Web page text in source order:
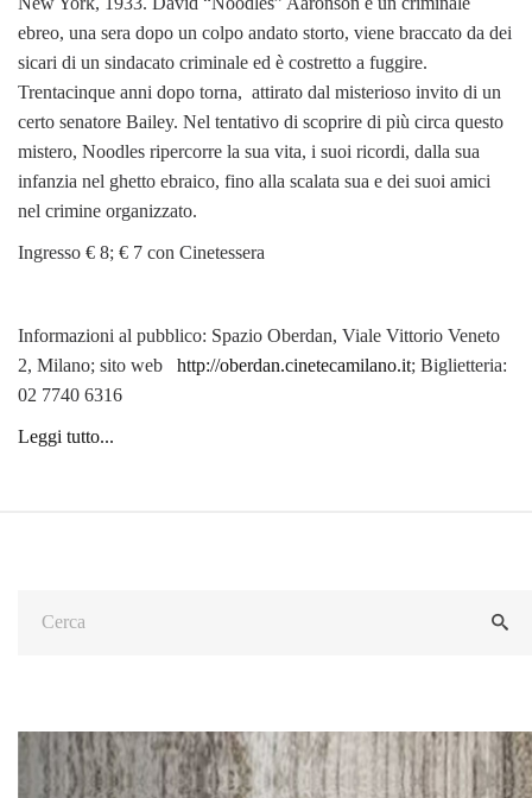
ebreo, una sera dopo un colpo andato storto, viene braccato da dei
sicari di un sindacato criminale ed è costretto a fuggire.
Trentacinque anni dopo torna, attirato dal misterioso invito di un
certo senatore Bailey. Nel tentativo di scoprire di più circa questo
mistero, Noodles ripercorre la sua vita, i suoi ricordi, dalla sua
infanzia nel ghetto ebraico, fino alla scalata sua e dei suoi amici
nel crimine organizzato.
Ingresso € 8; € 7 con Cinetessera
Informazioni al pubblico: Spazio Oberdan, Viale Vittorio Veneto
2, Milano; sito web http://oberdan.cinetecamilano.it; Biglietteria:
02 7740 6316
Leggi tutto...